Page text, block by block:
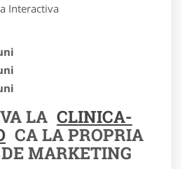
Interactiva
LA CLINICA-
CA LA PROPRIA
MARKETING